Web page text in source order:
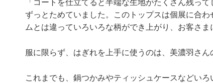
「コートを仕立てると半端な生地がたくさん残っ
ずっとためていました。このトップスは個展に合
ムとは違っていろいろな柄ができ上がり、お客さ
服に限らず、はぎれを上手に使うのは、美濃羽さん
これまでも、鍋つかみやティッシュケースなどい